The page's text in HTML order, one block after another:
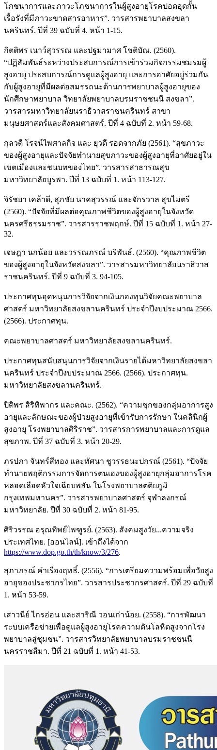
โภชนาการและภาวะโภชนาการในผู้สูงอายุโรคปอดอุดกั้น
เรื้อรังที่มีภาวะขาดสารอาหาร”. วารสารพยาบาลสงขลา
นครินทร์. ปีที่ 39 ฉบับที่ 4. หน้า 1-15.
กิตติพร เนาว์สุวรรณ และปฐมามาศ โชติบัณ. (2560).
“ปฏิสัมพันธ์ระหว่างประสบการณ์การเข้าร่วมกิจกรรมชมรมผู้
สูงอายุ ประสบการณ์การดูแลผู้สูงอายุ และการอาศัยอยู่ร่วมกัน
กับผู้สูงอายุที่มีผลต่อสมรรถนะด้านการพยาบาลผู้สูงอายุของ
นักศึกษาพยาบาล วิทยาลัยพยาบาลบรมราชชนนี สงขลา”.
วารสารมหาวิทยาลัยนราธิวาสราชนครินทร์ สาขา
มนุษยศาสตร์และสังคมศาสตร์. ปีที่ 4 ฉบับที่ 2. หน้า 59-68.
กุลวดี โรจน์ไพศาลกิจ และ ยุวดี รอดจากภัย (2561). “สุขภาวะ
ของผู้สูงอายุและปัจจัยทำนายสุขภาวะของผู้สูงอายุที่อาศัยอยู่ใน
เขตเมืองและชนบทของไทย”. วารสารสาธารณสุข
มหาวิทยาลัยบูรพา. ปีที่ 13 ฉบับที่ 1. หน้า 113-127.
จิรัชยา เคล้าดี, สุภชัย นาคสุวรรณ์ และจักรวาล สุขไมตรี
(2560). “ปัจจัยที่มีผลต่อคุณภาพชีวิตของผู้สูงอายุในจังหวัด
นครศรีธรรมราช”. วารสารราชพฤกษ์. ปีที่ 15 ฉบับที่ 1. หน้า 27-
32.
เจษฎา นกน้อย และวรรณภรณ์ บริพันธ์. (2560). “คุณภาพชีวิต
ของผู้สูงอายุในจังหวัดสงขลา”. วารสารมหาวิทยาลัยนราธิวาส
ราชนครินทร์. ปีที่ 9 ฉบับที่ 3. 94-105.
ประกาศทุนอุดหนุนการวิจัยจากเงินกองทุนวิจัยคณะพยาบาล
ศาสตร์ มหาวิทยาลัยสงขลานครินทร์ ประจำปีงบประมาณ 2566.
(2566). ประกาศทุน.
คณะพยาบาลศาสตร์ มหาวิทยาลัยสงขลานครินทร์.
ประกาศทุนสนับสนุนการวิจัยจากเงินรายได้มหาวิทยาลัยสงขลา
นครินทร์ ประจำปีงบประมาณ 2566. (2566). ประกาศทุน.
มหาวิทยาลัยสงขลานครินทร์.
ปิติพร สิริทิพากร และคณะ. (2562). “ความชุกของกลุ่มอาการสูง
อายุและลักษณะของผู้ป่วยสูงอายุที่เข้ารับการรักษา ในคลินิกผู้
สูงอายุ โรงพยาบาลศิริราช”. วารสารการพยาบาลและการดูแล
สุขภาพ. ปีที่ 37 ฉบับที่ 3. หน้า 20-29.
ภรปภา จันทร์สีทอง และทัศนา ชูวรรธนะปกรณ์ (2561). “ปัจจัย
ทำนายพฤติกรรมการจัดการตนเองของผู้สูงอายุกลุ่มอาการโรค
หลอดเลือดหัวใจเฉียบพลัน ในโรงพยาบาลตติยภูมิ
กรุงเทพมหานคร”. วารสารพยาบาลศาสตร์ จุฬาลงกรณ์
มหาวิทยาลัย. ปีที่ 30 ฉบับที่ 2. หน้า 81-95.
ศิริวรรณ อรุณทิพย์ไพฑูรย์. (2563). สังคมสูงวัย...ความจริง
ประเทศไทย. [ออนไลน์]. เข้าถึงได้จาก
https://www.dop.go.th/th/know/3/276.
สุภาภรณ์ คำเรืองฤทธิ์. (2556). “การเตรียมความพร้อมเพื่อวัยสูง
อายุของประชากรไทย”. วารสารประชากรศาสตร์. ปีที่ 29 ฉบับที่
1. หน้า 53-59.
เสาวนีย์ ไกรอ่อน และสาริณี วอนเก่าน้อย. (2558). “การพัฒนา
ระบบเครือข่ายเพื่อดูแลผู้สูงอายุโรคความดันโลหิตสูงจากโรง
พยาบาลสู่ชุมชน”. วารสารวิทยาลัยพยาบาลบรมราชชนนี
นครราชสีมา. ปีที่ 21 ฉบับที่ 1. หน้า 41-53.